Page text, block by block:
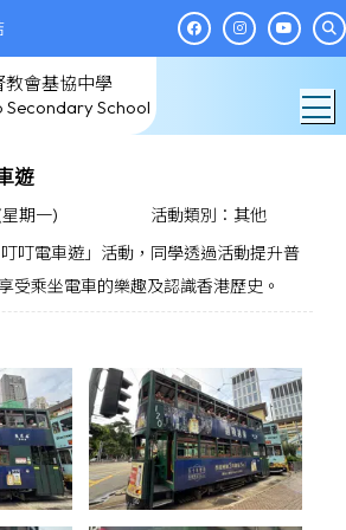
教會基協中學
Secondary School
遊
期一)
活動類別：其他
叮電車遊」活動，同學透過活動提升普
受乘坐電車的樂趣及認識香港歷史。